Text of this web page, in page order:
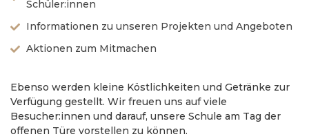
Schüler:innen
Informationen zu unseren Projekten und Angeboten
Aktionen zum Mitmachen
Ebenso werden kleine Köstlichkeiten und Getränke zur
Verfügung gestellt. Wir freuen uns auf viele
Besucher:innen und darauf, unsere Schule am Tag der
offenen Türe vorstellen zu können.